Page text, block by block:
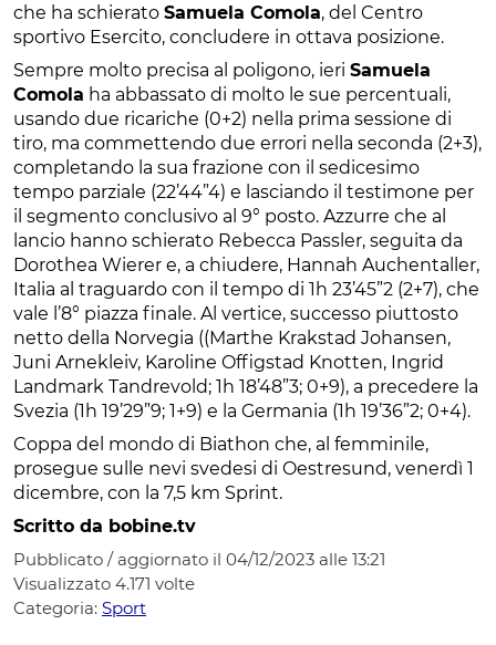
che ha schierato Samuela Comola, del Centro
sportivo Esercito, concludere in ottava posizione.
Sempre molto precisa al poligono, ieri Samuela
Comola ha abbassato di molto le sue percentuali,
usando due ricariche (0+2) nella prima sessione di
tiro, ma commettendo due errori nella seconda (2+3),
completando la sua frazione con il sedicesimo
tempo parziale (22’44”4) e lasciando il testimone per
il segmento conclusivo al 9° posto. Azzurre che al
lancio hanno schierato Rebecca Passler, seguita da
Dorothea Wierer e, a chiudere, Hannah Auchentaller,
Italia al traguardo con il tempo di 1h 23’45”2 (2+7), che
vale l’8° piazza finale. Al vertice, successo piuttosto
netto della Norvegia ((Marthe Krakstad Johansen,
Juni Arnekleiv, Karoline Offigstad Knotten, Ingrid
Landmark Tandrevold; 1h 18’48”3; 0+9), a precedere la
Svezia (1h 19’29”9; 1+9) e la Germania (1h 19’36”2; 0+4).
Coppa del mondo di Biathon che, al femminile,
prosegue sulle nevi svedesi di Oestresund, venerdì 1
dicembre, con la 7,5 km Sprint.
Scritto da bobine.tv
Pubblicato / aggiornato il 04/12/2023 alle 13:21
Visualizzato 4.171 volte
Categoria: Sport